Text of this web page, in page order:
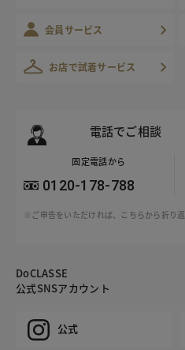
会員サービス
お店で試着サービス
電話でご相談
固定電話から
0120-178-788
※ご申告をいただければ、こちらから折り
DoCLASSE
公式SNSアカウント
公式